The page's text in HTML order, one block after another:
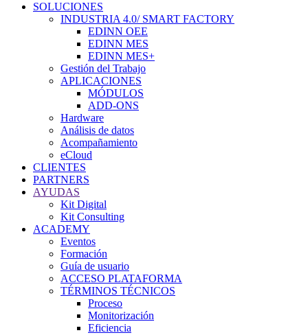
SOLUCIONES
INDUSTRIA 4.0/ SMART FACTORY
EDINN OEE
EDINN MES
EDINN MES+
Gestión del Trabajo
APLICACIONES
MÓDULOS
ADD-ONS
Hardware
Análisis de datos
Acompañamiento
eCloud
CLIENTES
PARTNERS
AYUDAS
Kit Digital
Kit Consulting
ACADEMY
Eventos
Formación
Guía de usuario
ACCESO PLATAFORMA
TÉRMINOS TÉCNICOS
Proceso
Monitorización
Eficiencia